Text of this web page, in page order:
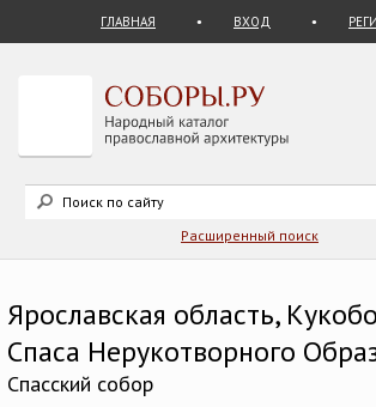
ГЛАВНАЯ ВХОД
Расширенный поиск
Ярославская область,
Спаса Нерукотворного
Спасский собор